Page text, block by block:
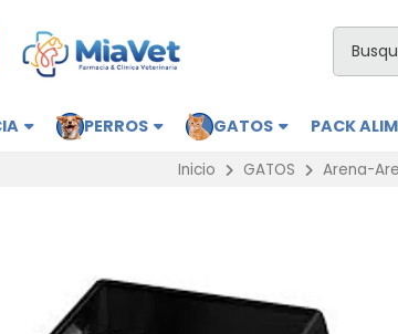
PERROS GATOS PACK
Inicio GATOS Arena-